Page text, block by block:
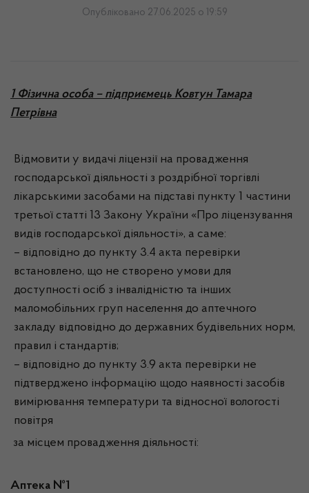
Опубліковано 27.06.2025 о 19:59
1 Фізична особа – підприємець Ковтун Тамара
Петрівна
Відмовити у видачі ліцензії на провадження
господарської діяльності з роздрібної торгівлі
лікарськими засобами на підставі пункту 1 частини
третьої статті 13 Закону України «Про ліцензування
видів господарської діяльності», а саме:
– відповідно до пункту 3.4 акта перевірки
встановлено, що не створено умови для
доступності осіб з інвалідністю та інших
маломобільних груп населення до аптечного
закладу відповідно до державних будівельних норм,
правил і стандартів;
– відповідно до пункту 3.9 акта перевірки не
підтверджено інформацію щодо наявності засобів
вимірювання температури та відносної вологості
повітря
за місцем провадження діяльності:
Аптека №1